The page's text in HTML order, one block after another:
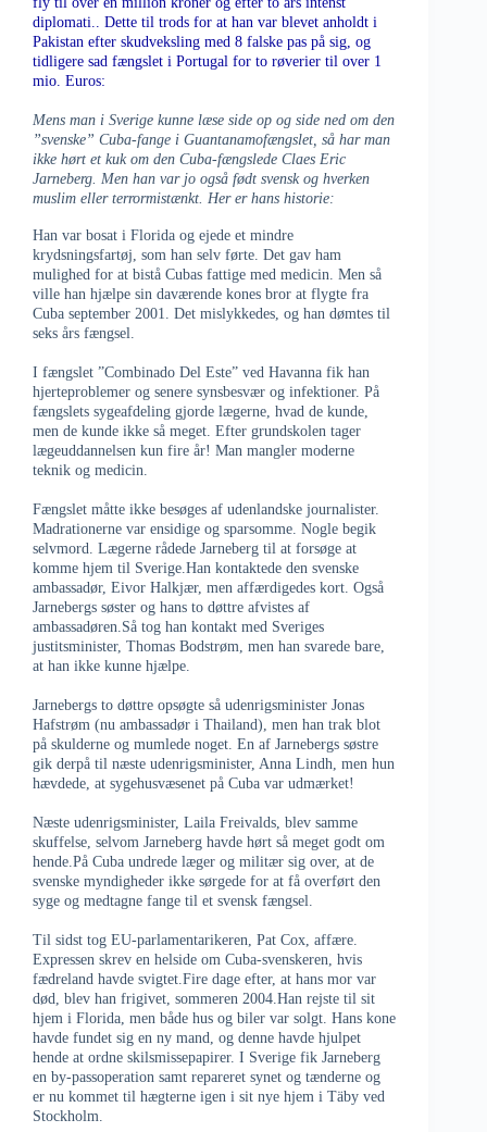
diplomati.. Dette til trods for at han var blevet anholdt i
Pakistan efter skudveksling med 8 falske pas på sig, og
tidligere sad fængslet i Portugal for to røverier til over 1
mio. Euros:
Mens man i Sverige kunne læse side op og side ned om den
”svenske” Cuba-fange i Guantanamofængslet, så har man
ikke hørt et kuk om den Cuba-fængslede Claes Eric
Jarneberg. Men han var jo også født svensk og hverken
muslim eller terrormistænkt. Her er hans historie:
Han var bosat i Florida og ejede et mindre
krydsningsfartøj, som han selv førte. Det gav ham
mulighed for at bistå Cubas fattige med medicin. Men så
ville han hjælpe sin daværende kones bror at flygte fra
Cuba september 2001. Det mislykkedes, og han dømtes til
seks års fængsel.
I fængslet ”Combinado Del Este” ved Havanna fik han
hjerteproblemer og senere synsbesvær og infektioner. På
fængslets sygeafdeling gjorde lægerne, hvad de kunde,
men de kunde ikke så meget. Efter grundskolen tager
lægeuddannelsen kun fire år! Man mangler moderne
teknik og medicin.
Fængslet måtte ikke besøges af udenlandske journalister.
Madrationerne var ensidige og sparsomme. Nogle begik
selvmord. Lægerne rådede Jarneberg til at forsøge at
komme hjem til Sverige.Han kontaktede den svenske
ambassadør, Eivor Halkjær, men affærdigedes kort. Også
Jarnebergs søster og hans to døttre afvistes af
ambassadøren.Så tog han kontakt med Sveriges
justitsminister, Thomas Bodstrøm, men han svarede bare,
at han ikke kunne hjælpe.
Jarnebergs to døttre opsøgte så udenrigsminister Jonas
Hafstrøm (nu ambassadør i Thailand), men han trak blot
på skulderne og mumlede noget. En af Jarnebergs søstre
gik derpå til næste udenrigsminister, Anna Lindh, men hun
hævdede, at sygehusvæsenet på Cuba var udmærket!
Næste udenrigsminister, Laila Freivalds, blev samme
skuffelse, selvom Jarneberg havde hørt så meget godt om
hende.På Cuba undrede læger og militær sig over, at de
svenske myndigheder ikke sørgede for at få overført den
syge og medtagne fange til et svensk fængsel.
Til sidst tog EU-parlamentarikeren, Pat Cox, affære.
Expressen skrev en helside om Cuba-svenskeren, hvis
fædreland havde svigtet.Fire dage efter, at hans mor var
død, blev han frigivet, sommeren 2004.Han rejste til sit
hjem i Florida, men både hus og biler var solgt. Hans kone
havde fundet sig en ny mand, og denne havde hjulpet
hende at ordne skilsmissepapirer. I Sverige fik Jarneberg
en by-passoperation samt repareret synet og tænderne og
er nu kommet til hægterne igen i sit nye hjem i Täby ved
Stockholm.